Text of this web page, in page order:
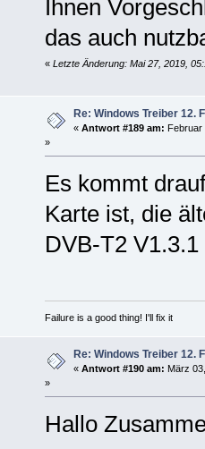
Ihnen
das auch
« Letzte Änderung: Mai 27, 2019,
Re: Windows Treiber 12.
« Antwort #189 am: Februar
»
Es kommt
Karte ist, die
DVB-T2 V1.3.1
Failure is a good thing! I'll fix it
Re: Windows Treiber 12.
« Antwort #190 am: März
»
Hallo